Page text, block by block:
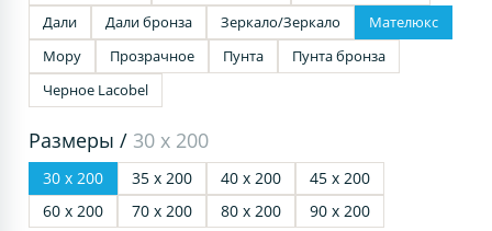
Дали
Дали бронза Зеркало/Зеркало
Мателюкс
Мору
Прозрачное Пунта
Пунта бронза
Черное Lacobel
Размеры / 30 х 200
30 х 200 35 х 200 40 х 200
45 х 200
60 х 200
70 х 200 80 х 200 90 х 200